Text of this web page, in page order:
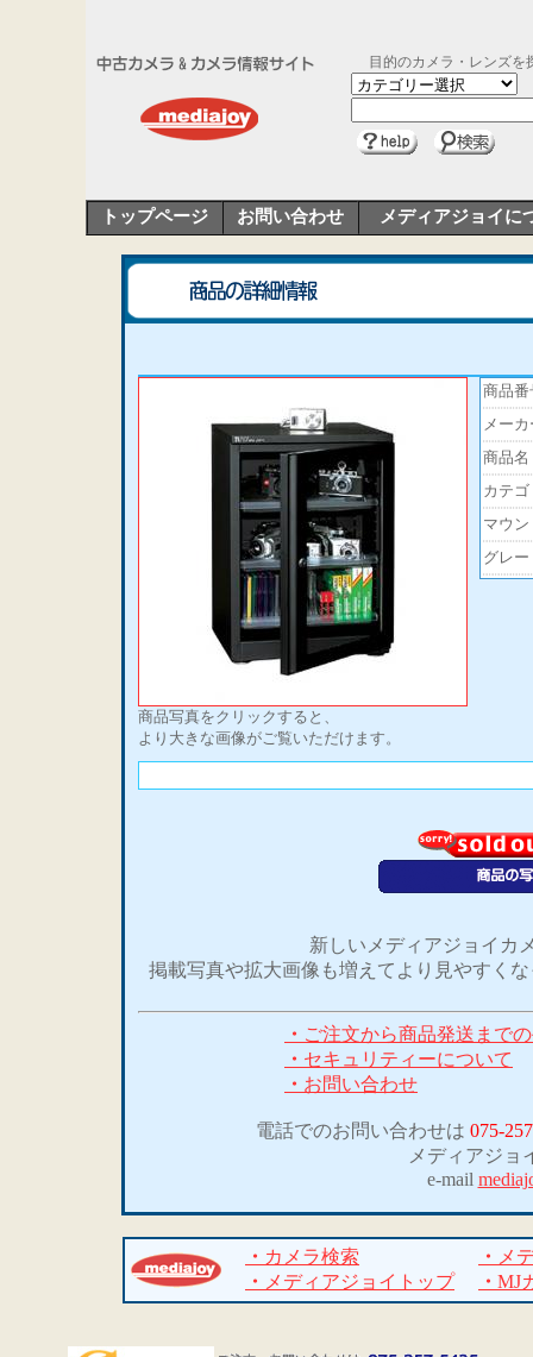
目的のカメラ・レンズを
トップページ お問い合わせ メディアジョイに
商品写真をクリックすると、
より大きな画像がご覧いただけます。
商品番
メーカ
商品名
カテゴ
マウ
グレー
新しいメディアジョイカ
掲載写真や拡大画像も増えてより見やすく
・ ご注文から商品発送まで
・ セキュリティーについて
・ お問い合わせ
電話でのお問い合わせは 075-
メディアジョ
e-mail
・ カメラ検索 ・ メ
・ メディアジョイトップ ・ MJ